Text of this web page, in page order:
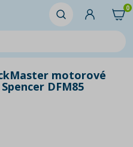
0
motorové
DFM85